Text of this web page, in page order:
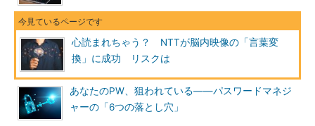
心読まれちゃう？ NTTが脳内映像の「言葉変
換」に成功 リスクは
あなたのPW、狙われている――パスワードマネジ
ャーの「6つの落とし穴」